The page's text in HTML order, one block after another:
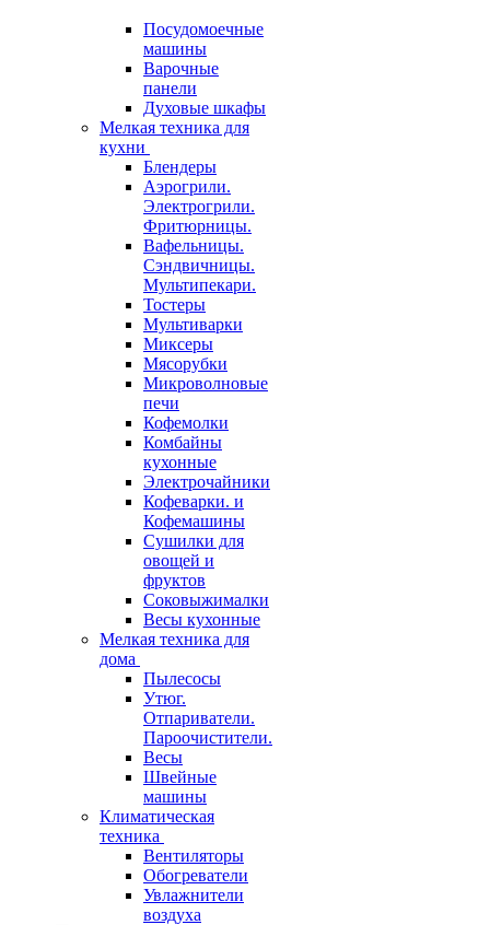
Посудомоечные
машины
Варочные
панели
Духовые шкафы
Мелкая техника для
кухни
Блендеры
Аэрогрили.
Электрогрили.
Фритюрницы.
Вафельницы.
Сэндвичницы.
Мультипекари.
Тостеры
Мультиварки
Миксеры
Мясорубки
Микроволновые
печи
Кофемолки
Комбайны
кухонные
Электрочайники
Кофеварки. и
Кофемашины
Сушилки для
овощей и
фруктов
Соковыжималки
Весы кухонные
Мелкая техника для
дома
Пылесосы
Утюг.
Отпариватели.
Пароочистители.
Весы
Швейные
машины
Климатическая
техника
Вентиляторы
Обогреватели
Увлажнители
воздуха